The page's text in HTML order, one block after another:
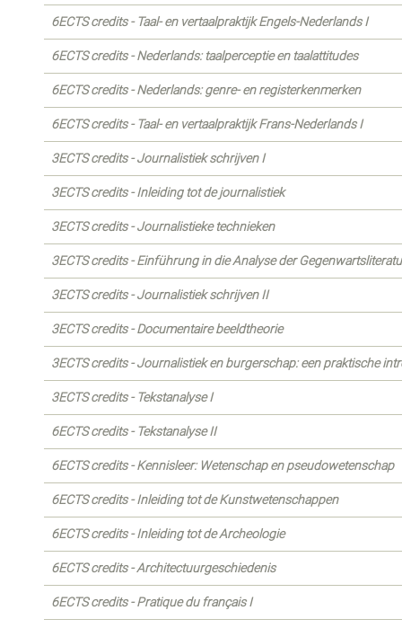
6ECTS credits - Taal- en vertaalpraktijk Engels-Nederlands I
6ECTS credits - Nederlands: taalperceptie en taalattitudes
6ECTS credits - Nederlands: genre- en registerkenmerken
6ECTS credits - Taal- en vertaalpraktijk Frans-Nederlands I
3ECTS credits - Journalistiek schrijven I
3ECTS credits - Inleiding tot de journalistiek
3ECTS credits - Journalistieke technieken
3ECTS credits - Einführung in die Analyse der
3ECTS credits - Journalistiek schrijven II
3ECTS credits - Documentaire beeldtheorie
3ECTS credits - Journalistiek en burgerschap: een praktische
3ECTS credits - Tekstanalyse I
6ECTS credits - Tekstanalyse II
6ECTS credits - Kennisleer: Wetenschap en pseudowetenschap
6ECTS credits - Inleiding tot de Kunstwetenschappen
6ECTS credits - Inleiding tot de Archeologie
6ECTS credits - Architectuurgeschiedenis
6ECTS credits - Pratique du français I